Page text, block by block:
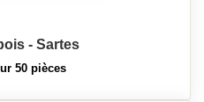
- Sartes
50 pièces